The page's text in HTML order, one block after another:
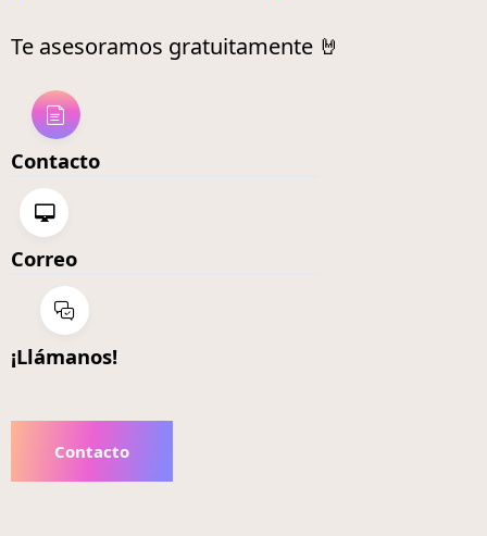
Te asesoramos gratuitamente 🤘
Contacto
Correo
¡Llámanos!
Contacto